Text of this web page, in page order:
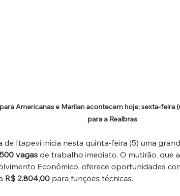
Americanas e Marilan acontecem hoje; sexta-feira
para a Realbras
de Itapevi inicia nesta quinta-feira (5) uma
500 vagas de trabalho imediato. O mutirão, que
Econômico, oferece oportunidades
R$ 2.804,00 para funções técnicas.